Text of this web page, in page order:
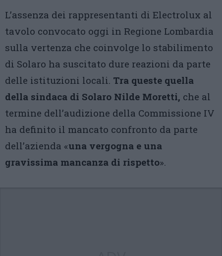
L’assenza dei rappresentanti di Electrolux al
tavolo convocato oggi in Regione Lombardia
sulla vertenza che coinvolge lo stabilimento
di Solaro ha suscitato dure reazioni da parte
delle istituzioni locali. Tra queste quella
della sindaca di Solaro Nilde Moretti, che al
termine dell’audizione della Commissione IV
ha definito il mancato confronto da parte
dell’azienda «una vergogna e una
gravissima mancanza di rispetto».